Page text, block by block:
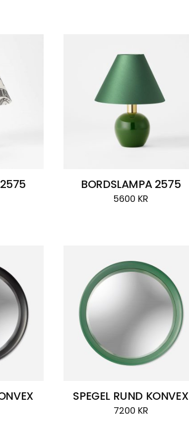
BORDSLAMPA 2575
5600 KR
SPEGEL RUND KONVEX
7200 KR